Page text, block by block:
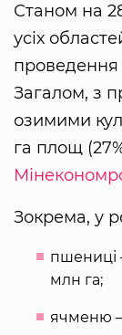
Станом на
усіх
проведення
Загалом, з
озимими
га площ
Зокрема, у
пшениці
млн га;
ячменю —